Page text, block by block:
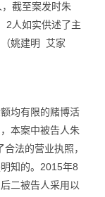
截至案发时朱
2人如实供述了主
姚建明 艾家
均有限的赌博活
本案中被告人朱
法的营业执照，
知的。2015年8
二被告人采用以